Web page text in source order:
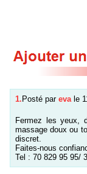
1. Posté par eva le
Fermez les yeux,
massage doux ou
discret.
Faites-nous
Tel : 70 829 95 95/